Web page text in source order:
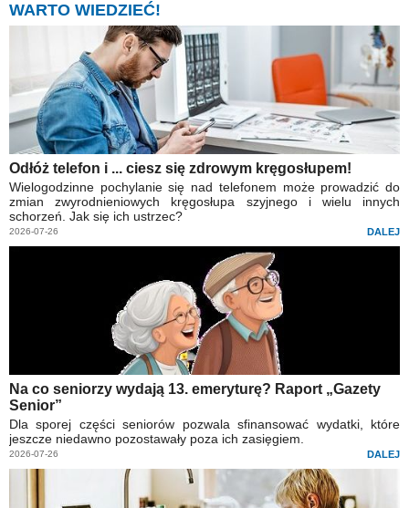
WARTO WIEDZIEĆ!
Odłóż telefon i ... ciesz się zdrowym kręgosłupem!
Wielogodzinne pochylanie się nad telefonem może prowadzić do
zmian zwyrodnieniowych kręgosłupa szyjnego i wielu innych
schorzeń. Jak się ich ustrzec?
2026-07-26 DALEJ
Na co seniorzy wydają 13. emeryturę? Raport „Gazety
Senior”
Dla sporej części seniorów pozwala sfinansować wydatki, które
jeszcze niedawno pozostawały poza ich zasięgiem.
2026-07-26 DALEJ